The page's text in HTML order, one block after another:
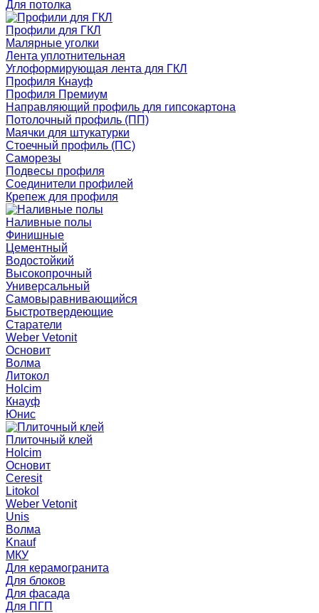
Для потолка
Профили для ГКЛ
Малярные уголки
Лента уплотнительная
Углоформирующая лента для ГКЛ
Профиля Кнауф
Профиля Премиум
Направляющий профиль для гипсокартона
Потолочный профиль (ПП)
Маячки для штукатурки
Стоечный профиль (ПС)
Саморезы
Подвесы профиля
Соединители профилей
Крепеж для профиля
Наливные полы
Финишные
Цементный
Водостойкий
Высокопрочный
Универсальный
Самовыравнивающийся
Быстротвердеющие
Старатели
Weber Vetonit
Основит
Волма
Литокол
Holcim
Кнауф
Юнис
Плиточный клей
Holcim
Основит
Ceresit
Litokol
Weber Vetonit
Unis
Волма
Knauf
МКУ
Для керамогранита
Для блоков
Для фасада
Для ПГП